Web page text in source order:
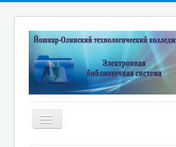
Включить/
выключить